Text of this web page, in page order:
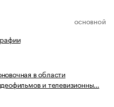
ОСНОВНОЙ
в области
и телевизионны…